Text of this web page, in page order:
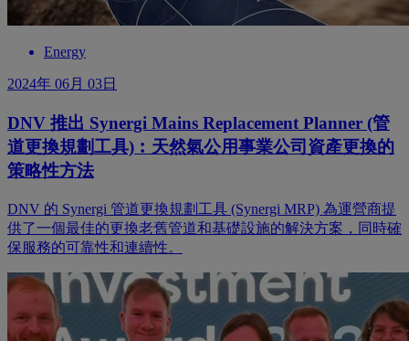
Energy
2024年 06月 03日
DNV 推出 Synergi Mains Replacement Planner (管
道更換規劃工具)︰天然氣公用事業公司資產更換的
策略性方法
DNV 的 Synergi 管道更換規劃工具 (Synergi MRP) 為運營商提
供了一個最佳的更換老舊管道和基礎設施的解決方案，同時確
保服務的可靠性和連續性。